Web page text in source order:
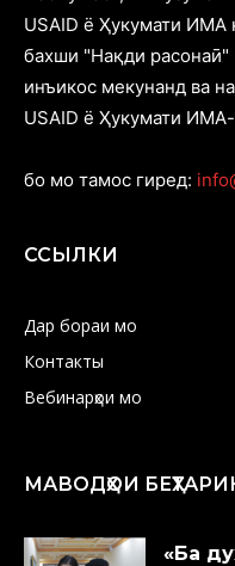
USAID ё Ҳукумати
бахши "Нақди расонаӣ"
инъикос мекунанд ва
USAID ё Ҳукумати
бо мо тамос гиред:
ССЫЛКИ
Дар бораи мо
Контакты
Вебинарҳои мо
МАВОДҲОИ
«Ба